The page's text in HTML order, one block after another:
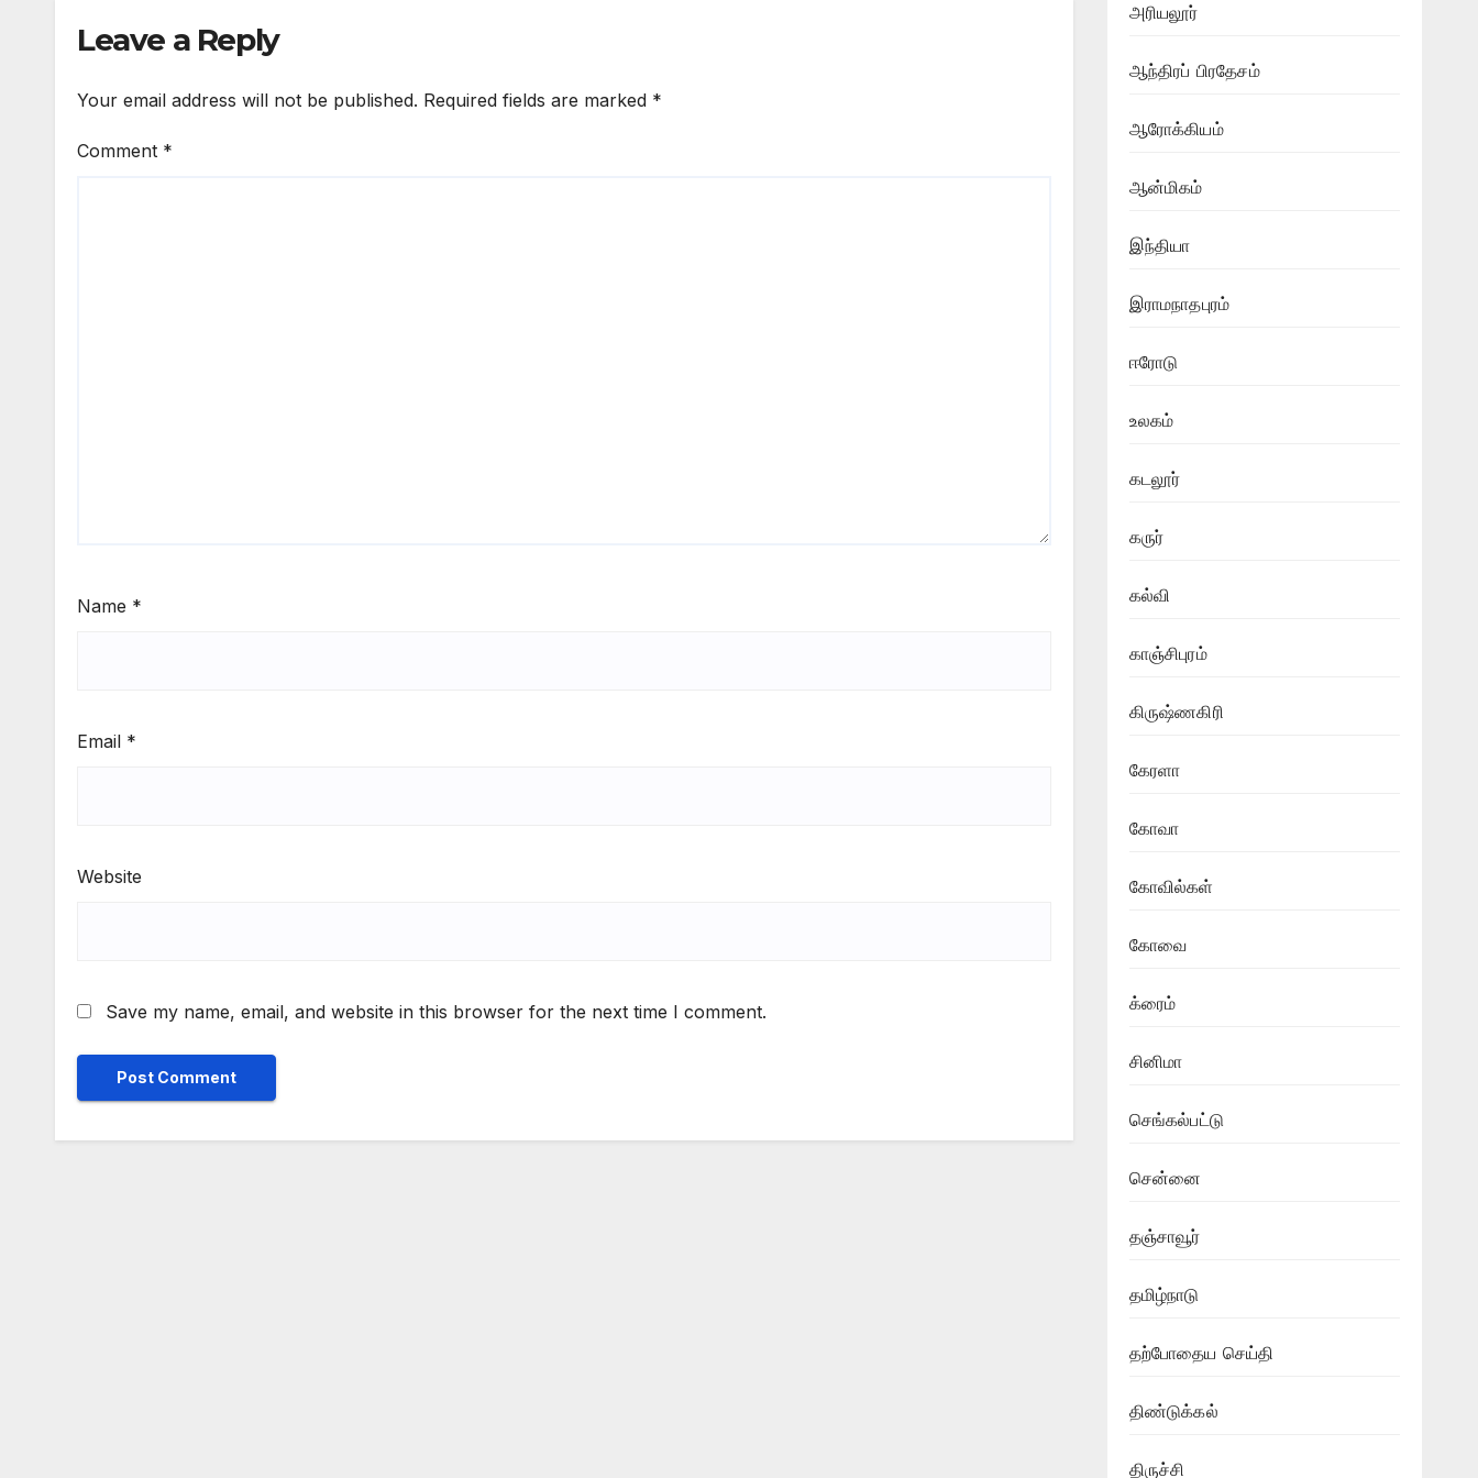
Leave a Reply
Your email address will not be published. Required fields are marked *
Comment *
Name *
Email *
Website
Save my name, email, and website in this browser for the next time I comment.
அரியலூர்
ஆந்திரப் பிரதேசம்
ஆரோக்கியம்
ஆன்மிகம்
இந்தியா
இராமநாதபுரம்
ஈரோடு
உலகம்
கடலூர்
கருர்
கல்வி
காஞ்சிபுரம்
கிருஷ்ணகிரி
கேரளா
கோவா
கோவில்கள்
கோவை
க்ரைம்
சினிமா
செங்கல்பட்டு
சென்னை
தஞ்சாவூர்
தமிழ்நாடு
தற்போதைய செய்தி
திண்டுக்கல்
திருச்சி